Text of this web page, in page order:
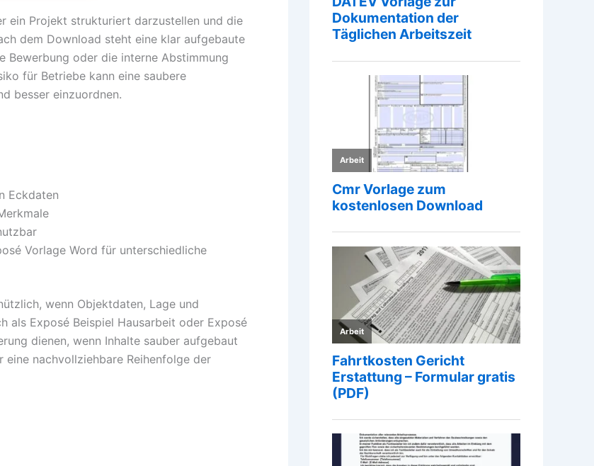
ein Projekt strukturiert darzustellen und die
dem Download steht eine klar aufgebaute
Bewerbung oder die interne Abstimmung
für Betriebe kann eine saubere
besser einzuordnen.
Eckdaten
Vorlage Word für unterschiedliche
wenn Objektdaten, Lage und
als Exposé Beispiel Hausarbeit oder Exposé
dienen, wenn Inhalte sauber aufgebaut
nachvollziehbare Reihenfolge der